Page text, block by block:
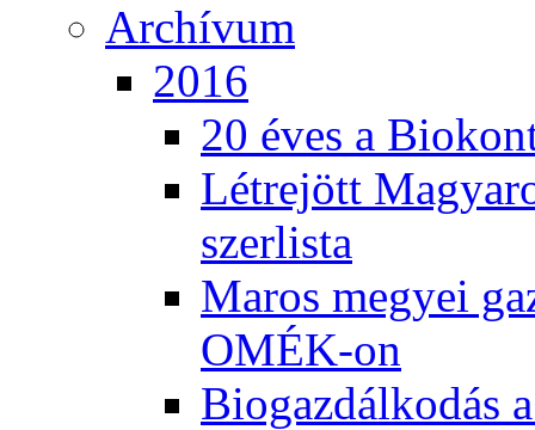
Archívum
2016
20 éves a
Létrejött
szerlista
Maros megyei
OMÉK-on
Biogazdálkodás